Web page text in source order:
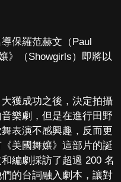
保羅范赫文（Paul
》（Showgirls）即將以
獲成功之後，決定拍攝
樂劇，但是在進行田野
表演不感興趣，反而更
美國舞孃》這部片的誕
編劇採訪了超過 200 名
的台詞融入劇本，讓對